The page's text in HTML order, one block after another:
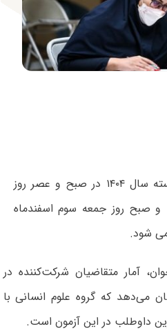
ناپیوسته سال ۱۴۰۴ در صبح و عصر روز
پنجشنبه دوم اسفندماه ۱۴۰۳ و صبح روز جمعه سوم اسفندماه
آمار متقاضیان شرکت‌کننده در
کارشناسی ارشد ۱۴۰۴ نشان می‌دهد که گروه علوم انسانی با